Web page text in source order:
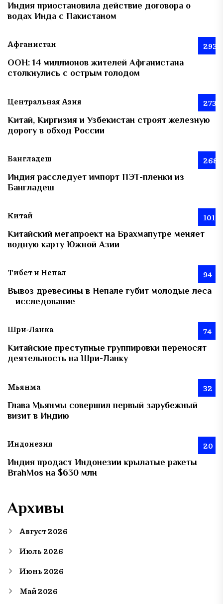
Индия приостановила действие договора о
водах Инда с Пакистаном
Афганистан 293
ООН: 14 миллионов жителей Афганистана
столкнулись с острым голодом
Центральная Азия 273
Китай, Киргизия и Узбекистан строят железную
дорогу в обход России
Бангладеш 268
Индия расследует импорт ПЭТ-пленки из
Бангладеш
Китай 101
Китайский мегапроект на Брахмапутре меняет
водную карту Южной Азии
Тибет и Непал 94
Вывоз древесины в Непале губит молодые леса
– исследование
Шри-Ланка 74
Китайские преступные группировки переносят
деятельность на Шри-Ланку
Мьянма 32
Глава Мьянмы совершил первый зарубежный
визит в Индию
Индонезия 20
Индия продаст Индонезии крылатые ракеты
BrahMos на $630 млн
Архивы
Август 2026
Июль 2026
Июнь 2026
Май 2026